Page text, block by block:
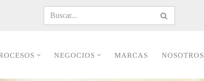
NEGOCIOS MARCAS NOSOTROS